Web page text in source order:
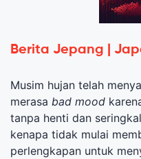
Berita Jepang |
Musim hujan telah
merasa bad mood
tanpa henti dan
kenapa tidak mulai
perlengkapan untuk